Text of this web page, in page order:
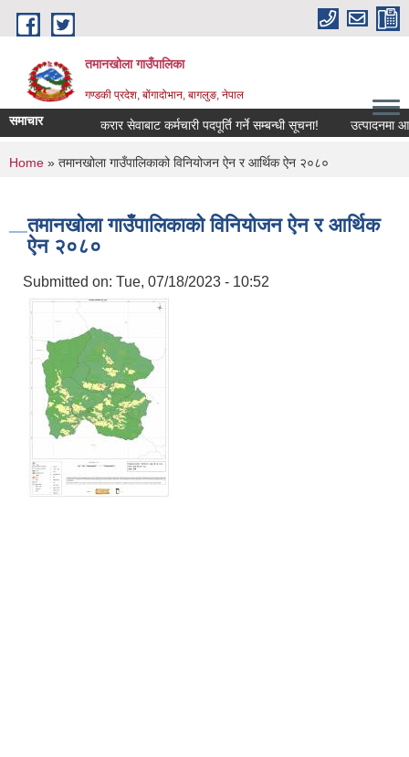
Skip to main content
तमानखोला गाउँपालिका
गण्डकी प्रदेश, बोंगादोभान, बागलुङ, नेपाल
समाचार करार सेवाबाट कर्मचारी पदपूर्ति गर्ने सम्बन्धी सूचना! उत्पादनमा
You are here
Home » तमानखोला गाउँपालिकाको विनियोजन ऐन र आर्थिक ऐन २०८०
तमानखोला गाउँपालिकाको विनियोजन ऐन र आर्थिक
ऐन २०८०
Submitted on: Tue, 07/18/2023 - 10:52